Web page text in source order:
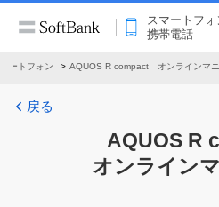
スマートフォ
携帯電話
ートフォン AQUOS R compact オンラインマ
戻る
AQUOS R
オンライン